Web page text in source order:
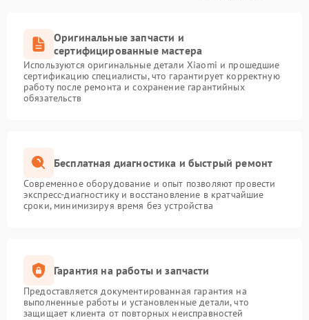
Оригинальные запчасти и
сертифицированные мастера
Используются оригинальные детали Xiaomi и прошедшие
сертификацию специалисты, что гарантирует корректную
работу после ремонта и сохранение гарантийных
обязательств
Бесплатная диагностика и быстрый ремонт
Современное оборудование и опыт позволяют провести
экспресс-диагностику и восстановление в кратчайшие
сроки, минимизируя время без устройства
Гарантия на работы и запчасти
Предоставляется документированная гарантия на
выполненные работы и установленные детали, что
защищает клиента от повторных неисправностей